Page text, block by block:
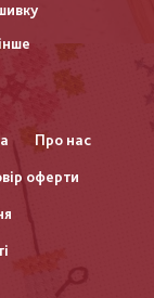
Про нас
оферти